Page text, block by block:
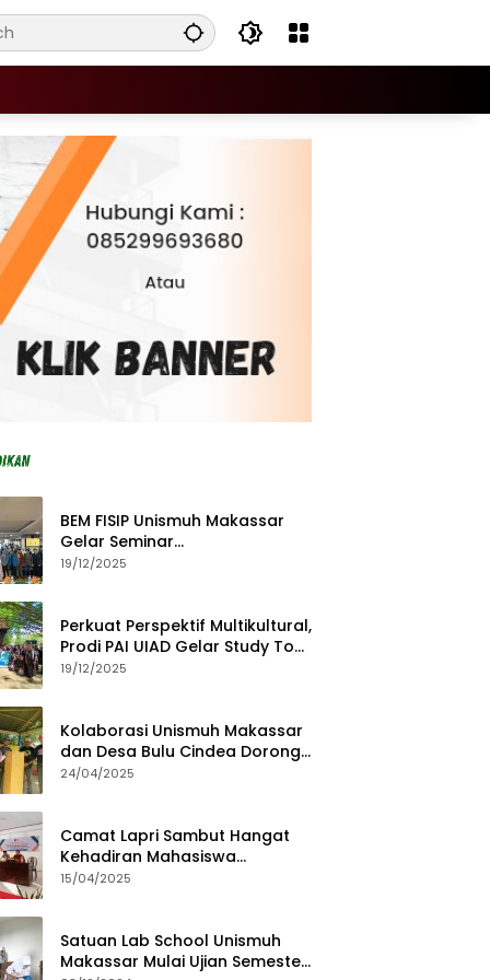
BEM FISIP Unismuh Makassar
Gelar Seminar
Keperempuanan, Bahas
19/12/2025
Perkuat Perspektif Multikultural,
Prodi PAI UIAD Gelar Study Tour
ke Kajang
19/12/2025
Kolaborasi Unismuh Makassar
dan Desa Bulu Cindea Dorong
Sentra Garam Industri
24/04/2025
Camat Lapri Sambut Hangat
Kehadiran Mahasiswa
PoltekMu
15/04/2025
Satuan Lab School Unismuh
Makassar Mulai Ujian Semester,